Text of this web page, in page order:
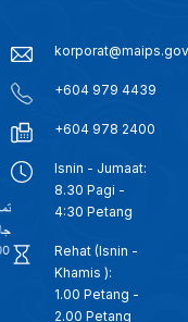
+604 979 4439
+604 978 2400
Isnin - Jumaat:
8.30 Pagi -
4:30 Petang
Rehat (Isnin -
Khamis ):
1.00 Petang -
2.00 Petang